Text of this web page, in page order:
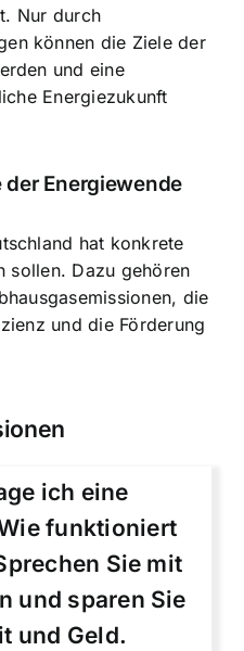
Nur durch
können die Ziele der
und eine
Energiezukunft
Energiewende
hat konkrete
sollen. Dazu gehören
die
und die Förderung
ich eine
funktioniert
Sie mit
und sparen Sie
und Geld.